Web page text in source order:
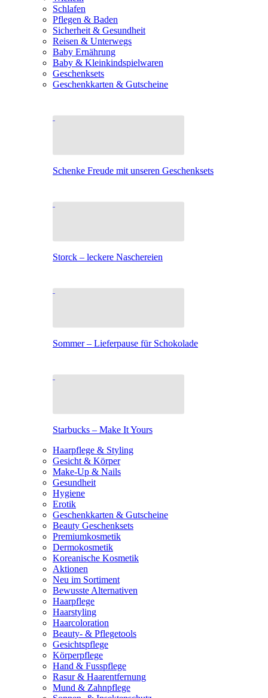
Schlafen
Pflegen & Baden
Sicherheit & Gesundheit
Reisen & Unterwegs
Baby Ernährung
Baby & Kleinkindspielwaren
Geschenksets
Geschenkkarten & Gutscheine
Schenke Freude mit unseren Geschenksets
Storck – leckere Naschereien
Sommer – Lieferpause für Schokolade
Starbucks – Make It Yours
Haarpflege & Styling
Gesicht & Körper
Make-Up & Nails
Gesundheit
Hygiene
Erotik
Geschenkkarten & Gutscheine
Beauty Geschenksets
Premiumkosmetik
Dermokosmetik
Koreanische Kosmetik
Aktionen
Neu im Sortiment
Bewusste Alternativen
Haarpflege
Haarstyling
Haarcoloration
Beauty- & Pflegetools
Gesichtspflege
Körperpflege
Hand & Fusspflege
Rasur & Haarentfernung
Mund & Zahnpflege